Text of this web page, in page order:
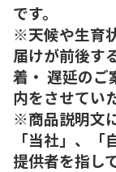
です。
※天候や生育
届けが前後す
着・ 遅延のご
内をさせてい
※商品説明文
「当社」、
提供者を指し